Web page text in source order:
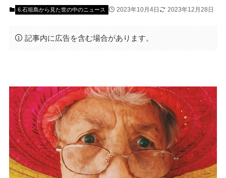
6.石垣島から見た世の中のニュース 2023年10月4日 2023年12月28日
記事内に広告を含む場合があります。